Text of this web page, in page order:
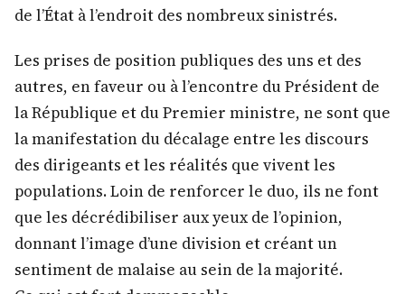
de l’État à l’endroit des nombreux sinistrés.
Les prises de position publiques des uns et des
autres, en faveur ou à l’encontre du Président de
la République et du Premier ministre, ne sont que
la manifestation du décalage entre les discours
des dirigeants et les réalités que vivent les
populations. Loin de renforcer le duo, ils ne font
que les décrédibiliser aux yeux de l’opinion,
donnant l’image d’une division et créant un
sentiment de malaise au sein de la majorité.